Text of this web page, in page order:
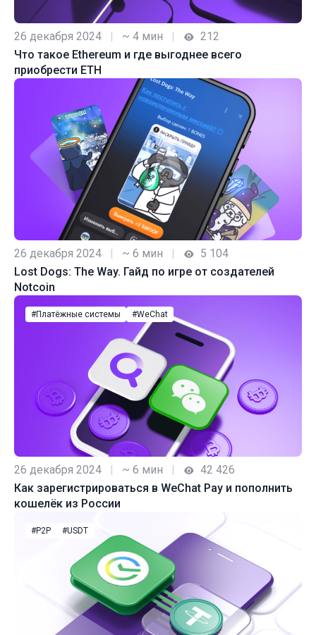
26 декабря 2024 ~ 4 мин
212
Что такое Ethereum и где выгоднее всего
приобрести ETH
26 декабря 2024 | ~ 6 мин |
5 104
Lost Dogs: The Way. Гайд по игре от создателей
Notcoin
#Платёжные системы #WeChat
26 декабря 2024 | ~ 6 мин |
42 426
Как зарегистрироваться в WeChat Pay и пополнить
кошелёк из России
#P2P #USDT